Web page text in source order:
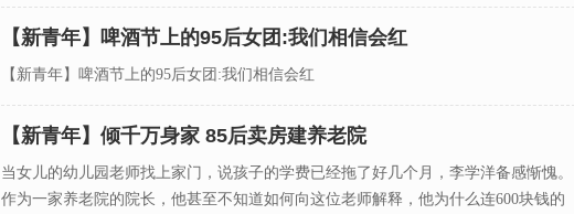
【新青年】啤酒节上的95后女团:我们相信会红
【新青年】啤酒节上的95后女团:我们相信会红
【新青年】倾千万身家 85后卖房建养老院
当女儿的幼儿园老师找上家门，说孩子的学费已经拖了好几个月，李学洋备感惭愧。
作为一家养老院的院长，他甚至不知道如何向这位老师解释，他为什么连600块钱的